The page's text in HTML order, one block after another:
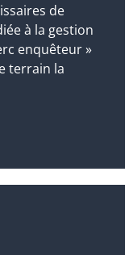
de
à la gestion
enquêteur »
terrain la